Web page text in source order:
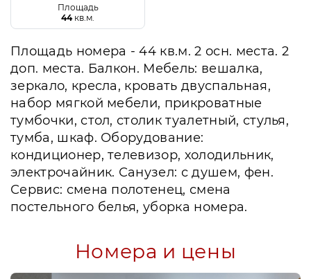
Площадь
44кв.м.
Площадь номера - 44 кв.м. 2 осн. места. 2
доп. места. Балкон. Мебель: вешалка,
зеркало, кресла, кровать двуспальная,
набор мягкой мебели, прикроватные
тумбочки, стол, столик туалетный, стулья,
тумба, шкаф. Оборудование:
кондиционер, телевизор, холодильник,
электрочайник. Санузел: с душем, фен.
Сервис: смена полотенец, смена
постельного белья, уборка номера.
Номера и цены